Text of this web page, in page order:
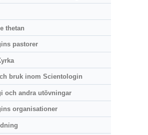
thetan
pastorer
bruk inom Scientologin
och andra utövningar
organisationer